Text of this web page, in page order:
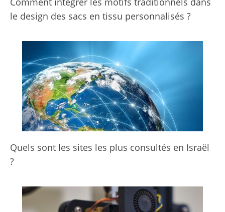
le design des sacs en tissu personnalisés ?
Quels sont les sites les plus consultés en Israël
?